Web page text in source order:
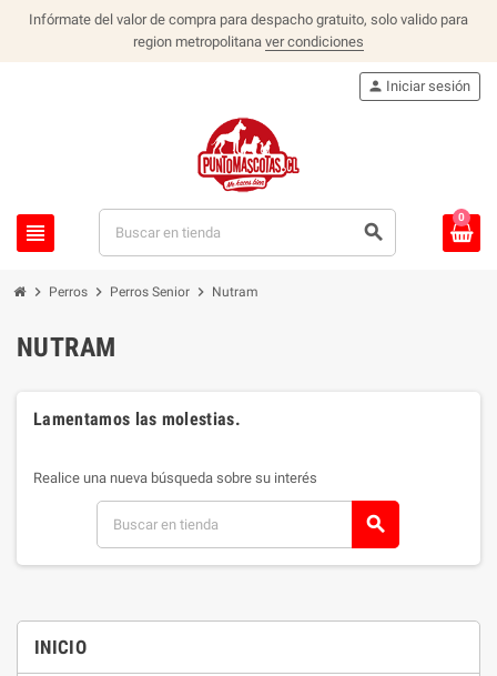
Infórmate del valor de compra para despacho gratuito, solo valido para
region metropolitana ver condiciones
view_headline search
person Iniciar sesión
0
chevron_right Perros chevron_right Perros Senior chevron_right Nutram
INICIO
NUTRAM
Lamentamos las molestias.
Realice una nueva búsqueda sobre su interés
search